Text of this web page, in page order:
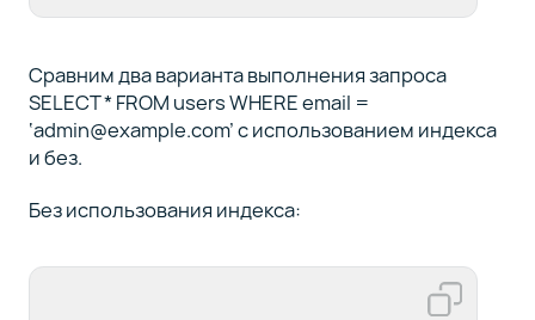
Сравним два варианта выполнения запроса
SELECT * FROM users WHERE email =
‘admin@example.com’ с использованием индекса
и без.
Без использования индекса: